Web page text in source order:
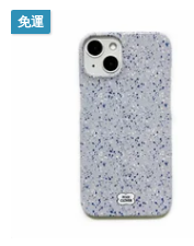
免運